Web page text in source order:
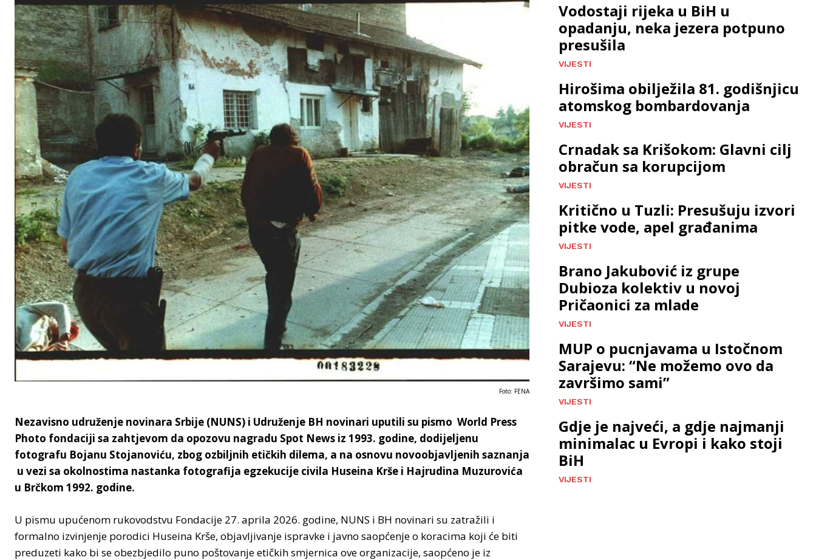
Foto: FENA
Nezavisno udruženje novinara Srbije (NUNS) i Udruženje BH novinari uputili su pismo World Press
Photo fondaciji sa zahtjevom da opozovu nagradu Spot News iz 1993. godine, dodijeljenu
fotografu Bojanu Stojanoviću, zbog ozbiljnih etičkih dilema, a na osnovu novoobjavljenih saznanja
u vezi sa okolnostima nastanka fotografija egzekucije civila Huseina Krše i Hajrudina Muzurovića
u Brčkom 1992. godine.
U pismu upućenom rukovodstvu Fondacije 27. aprila 2026. godine, NUNS i BH novinari su zatražili i
formalno izvinjenje porodici Huseina Krše, objavljivanje ispravke i javno saopćenje o koracima koji će biti
preduzeti kako bi se obezbjedilo puno poštovanje etičkih smjernica ove organizacije, saopćeno je iz
Vodostaji rijeka u BiH u
opadanju, neka jezera potpuno
presušila
VIJESTI
Hirošima obilježila 81. godišnjicu
atomskog bombardovanja
VIJESTI
Crnadak sa Krišokom: Glavni cilj
obračun sa korupcijom
VIJESTI
Kritično u Tuzli: Presušuju izvori
pitke vode, apel građanima
VIJESTI
Brano Jakubović iz grupe
Dubioza kolektiv u novoj
Pričaonici za mlade
VIJESTI
MUP o pucnjavama u Istočnom
Sarajevu: “Ne možemo ovo da
završimo sami”
VIJESTI
Gdje je najveći, a gdje najmanji
minimalac u Evropi i kako stoji
BiH
VIJESTI